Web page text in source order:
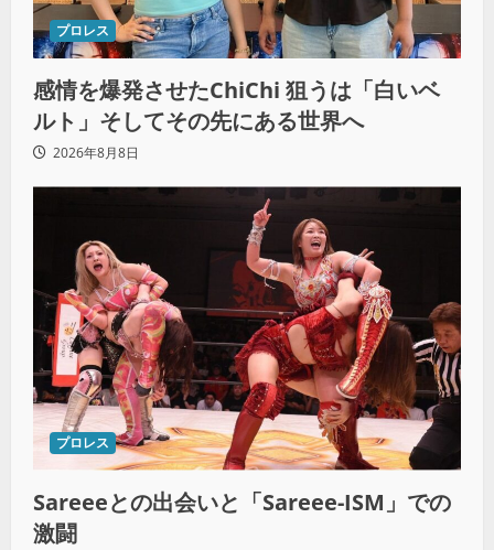
プロレス
感情を爆発させたChiChi 狙うは「白いベ
ルト」そしてその先にある世界へ
2026年8月8日
プロレス
Sareeeとの出会いと「Sareee-ISM」での
激闘